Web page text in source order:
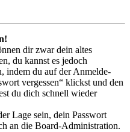
dir zwar dein altes
du kannst es jedoch
indem du auf der Anmelde-
vergessen“ klickst und den
du dich schnell wieder
Lage sein, dein Passwort
an die Board-Administration.